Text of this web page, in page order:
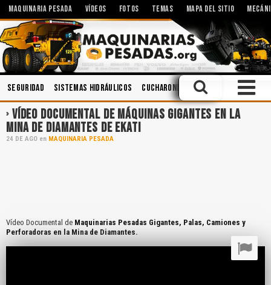
MAQUINARIA PESADA VÍDEOS FOTOS TEMAS MAPA DEL SITIO
Seguridad Sistemas Hidráulicos Cucharones Seguridad
VÍDEO DOCUMENTAL DE MÁQUINAS GIGANTES EN LA
MINA DE DIAMANTES DE EKATI
24 DE AGO en MAQUINARIA PESADA
Vídeo Documental de Maquinarias Pesadas Gigantes, Palas, Camiones y
Perforadoras en la Mina de Diamantes.